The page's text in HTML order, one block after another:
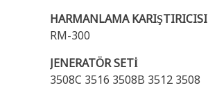
HARMANLAMA KARIŞTIRICISI
RM-300
JENERATÖR SETİ
3508C 3516 3508B 3512 3508